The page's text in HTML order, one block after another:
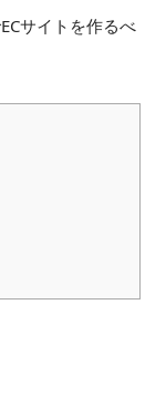
サイトを作るべ